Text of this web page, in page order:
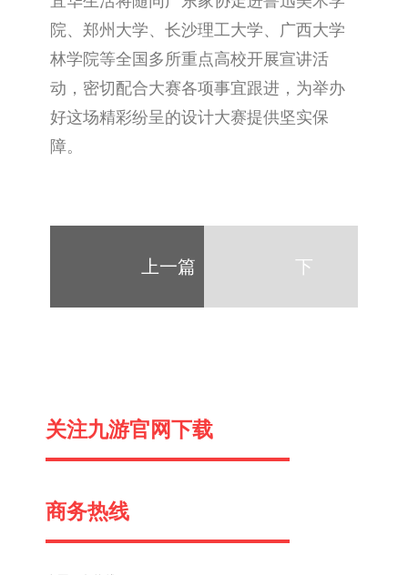
院、郑州大学、长沙理工大学、广西大学
林学院等全国多所重点高校开展宣讲活
动，密切配合大赛各项事宜跟进，为举办
好这场精彩纷呈的设计大赛提供坚实保
障。
上一篇 下
关注九游官网下载
商务热线